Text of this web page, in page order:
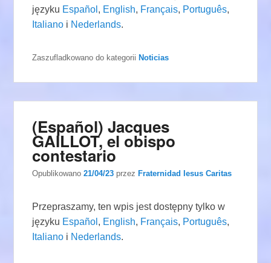
języku Español , English, Français, Português,
Italiano i Nederlands.
Zaszufladkowano do kategorii Noticias
(Español) Jacques
GAILLOT, el obispo
contestario
Opublikowano21/04/23 przez Fraternidad Iesus Caritas
Przepraszamy, ten wpis jest dostępny tylko w
języku Español , English, Français, Português,
Italiano i Nederlands.